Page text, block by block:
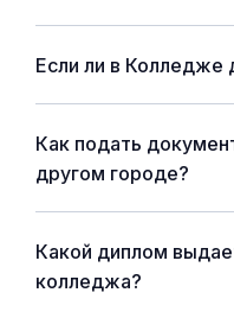
Если ли в Колледже
Как подать
другом городе?
Какой диплом
колледжа?